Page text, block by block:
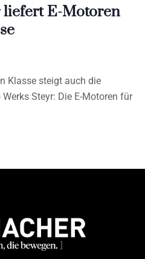
liefert E-Motoren
Klasse steigt auch die
Steyr: Die E-Motoren für